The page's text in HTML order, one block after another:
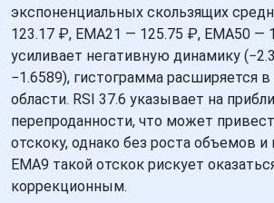
экспоненциальных скользящих
123.17 ₽, EMA21 — 125.75 ₽, EMA50 —
усиливает негативную динамику
−1.6589), гистограмма расширяется
области. RSI 37.6 указывает на
перепроданности, что может
отскоку, однако без роста объемов
EMA9 такой отскок рискует
коррекционным.